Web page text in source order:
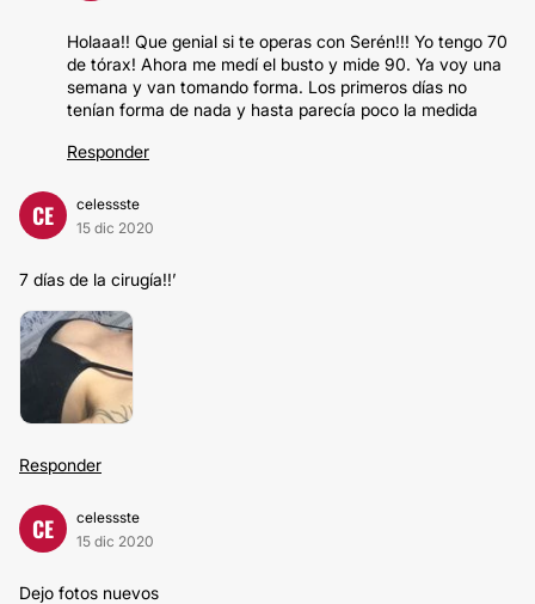
Holaaa!! Que genial si te operas con Serén!!! Yo tengo 70
de tórax! Ahora me medí el busto y mide 90. Ya voy una
semana y van tomando forma. Los primeros días no
tenían forma de nada y hasta parecía poco la medida
Responder
CE
celessste
15 dic 2020
7 días de la cirugía!!’
Responder
CE
celessste
15 dic 2020
Dejo fotos nuevos